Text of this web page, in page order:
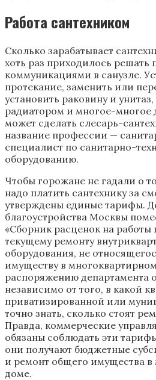
Работа сантехником
Сколько зарабатывает
хоть раз приходилось решать
коммуникациями в санузле.
протекание, заменить или
установить раковину и унитаз,
радиатором и многое-многое
может сделать слесарь-
название профессии —
специалист по санитарно-
оборудованию.
Чтобы горожане не гадали о
надо платить сантехнику за
утверждены единые тарифы.
благоустройства Москвы
«Сборник расценок на
текущему ремонту
оборудования, не
имуществу в
распоряжению департамента
независимо от того, в какой
приватизированной или
точно знать, сколько стоят
Правда, коммерческие
обязаны соблюдать эти
они получают бюджетные
и ремонт общего имущества
доме.